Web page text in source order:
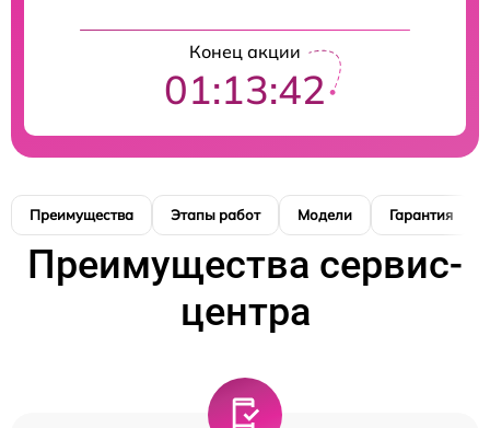
Конец акции
01:13:42
Преимущества Этапы работ Модели Гарантия
Преимущества сервис-
центра